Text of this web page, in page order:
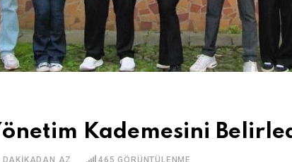
Kademesini
DAKIKADAN AZ 465 GÖRÜNTÜLENME